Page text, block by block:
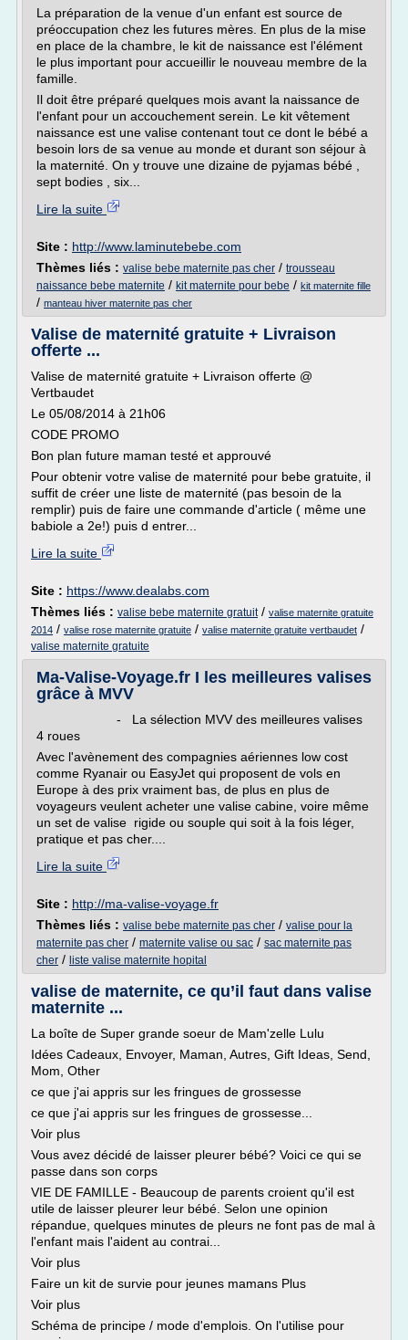
La préparation de la venue d'un enfant est source de
préoccupation chez les futures mères. En plus de la mise
en place de la chambre, le kit de naissance est l'élément
le plus important pour accueillir le nouveau membre de la
famille.
Il doit être préparé quelques mois avant la naissance de
l'enfant pour un accouchement serein. Le kit vêtement
naissance est une valise contenant tout ce dont le bébé a
besoin lors de sa venue au monde et durant son séjour à
la maternité. On y trouve une dizaine de pyjamas bébé ,
sept bodies , six...
Lire la suite
Site : http://www.laminutebebe.com
Thèmes liés : valise bebe maternite pas cher / trousseau
naissance bebe maternite / kit maternite pour bebe / kit maternite fille
/ manteau hiver maternite pas cher
Valise de maternité gratuite + Livraison
offerte ...
Valise de maternité gratuite + Livraison offerte @
Vertbaudet
Le 05/08/2014 à 21h06
CODE PROMO
Bon plan future maman testé et approuvé
Pour obtenir votre valise de maternité pour bebe gratuite, il
suffit de créer une liste de maternité (pas besoin de la
remplir) puis de faire une commande d'article ( même une
babiole a 2e!) puis d entrer...
Lire la suite
Site : https://www.dealabs.com
Thèmes liés : valise bebe maternite gratuit/ valise maternite gratuite
2014 / valise rose maternite gratuite / valise maternite gratuite vertbaudet /
valise maternite gratuite
Ma-Valise-Voyage.fr I les meilleures valises
grâce à MVV
- La sélection MVV des meilleures valises
4 roues
Avec l'avènement des compagnies aériennes low cost
comme Ryanair ou EasyJet qui proposent de vols en
Europe à des prix vraiment bas, de plus en plus de
voyageurs veulent acheter une valise cabine, voire même
un set de valise rigide ou souple qui soit à la fois léger,
pratique et pas cher....
Lire la suite
Site : http://ma-valise-voyage.fr
Thèmes liés : valise bebe maternite pas cher / valise pour la
maternite pas cher / maternite valise ou sac / sac maternite pas
cher / liste valise maternite hopital
valise de maternite, ce qu’il faut dans valise
maternite ...
La boîte de Super grande soeur de Mam'zelle Lulu
Idées Cadeaux, Envoyer, Maman, Autres, Gift Ideas, Send,
Mom, Other
ce que j'ai appris sur les fringues de grossesse
ce que j'ai appris sur les fringues de grossesse...
Voir plus
Vous avez décidé de laisser pleurer bébé? Voici ce qui se
passe dans son corps
VIE DE FAMILLE - Beaucoup de parents croient qu'il est
utile de laisser pleurer leur bébé. Selon une opinion
répandue, quelques minutes de pleurs ne font pas de mal à
l'enfant mais l'aident au contrai...
Voir plus
Faire un kit de survie pour jeunes mamans Plus
Voir plus
Schéma de principe / mode d'emplois. On l'utilise pour